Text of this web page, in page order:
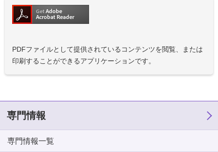
PDFファイルとして提供されているコンテンツを閲覧、または
印刷することができるアプリケーションです。
専門情報
専門情報一覧